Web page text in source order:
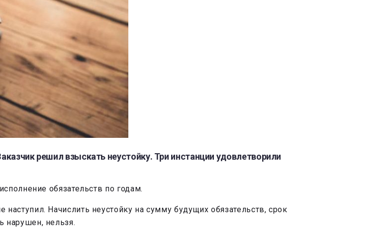
решил взыскать неустойку. Три инстанции удовлетворили
обязательств по годам.
Начислить неустойку на сумму будущих обязательств, срок
нарушен, нельзя.